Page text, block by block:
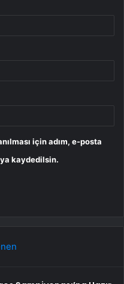
için adım, e-posta
kaydedilsin.